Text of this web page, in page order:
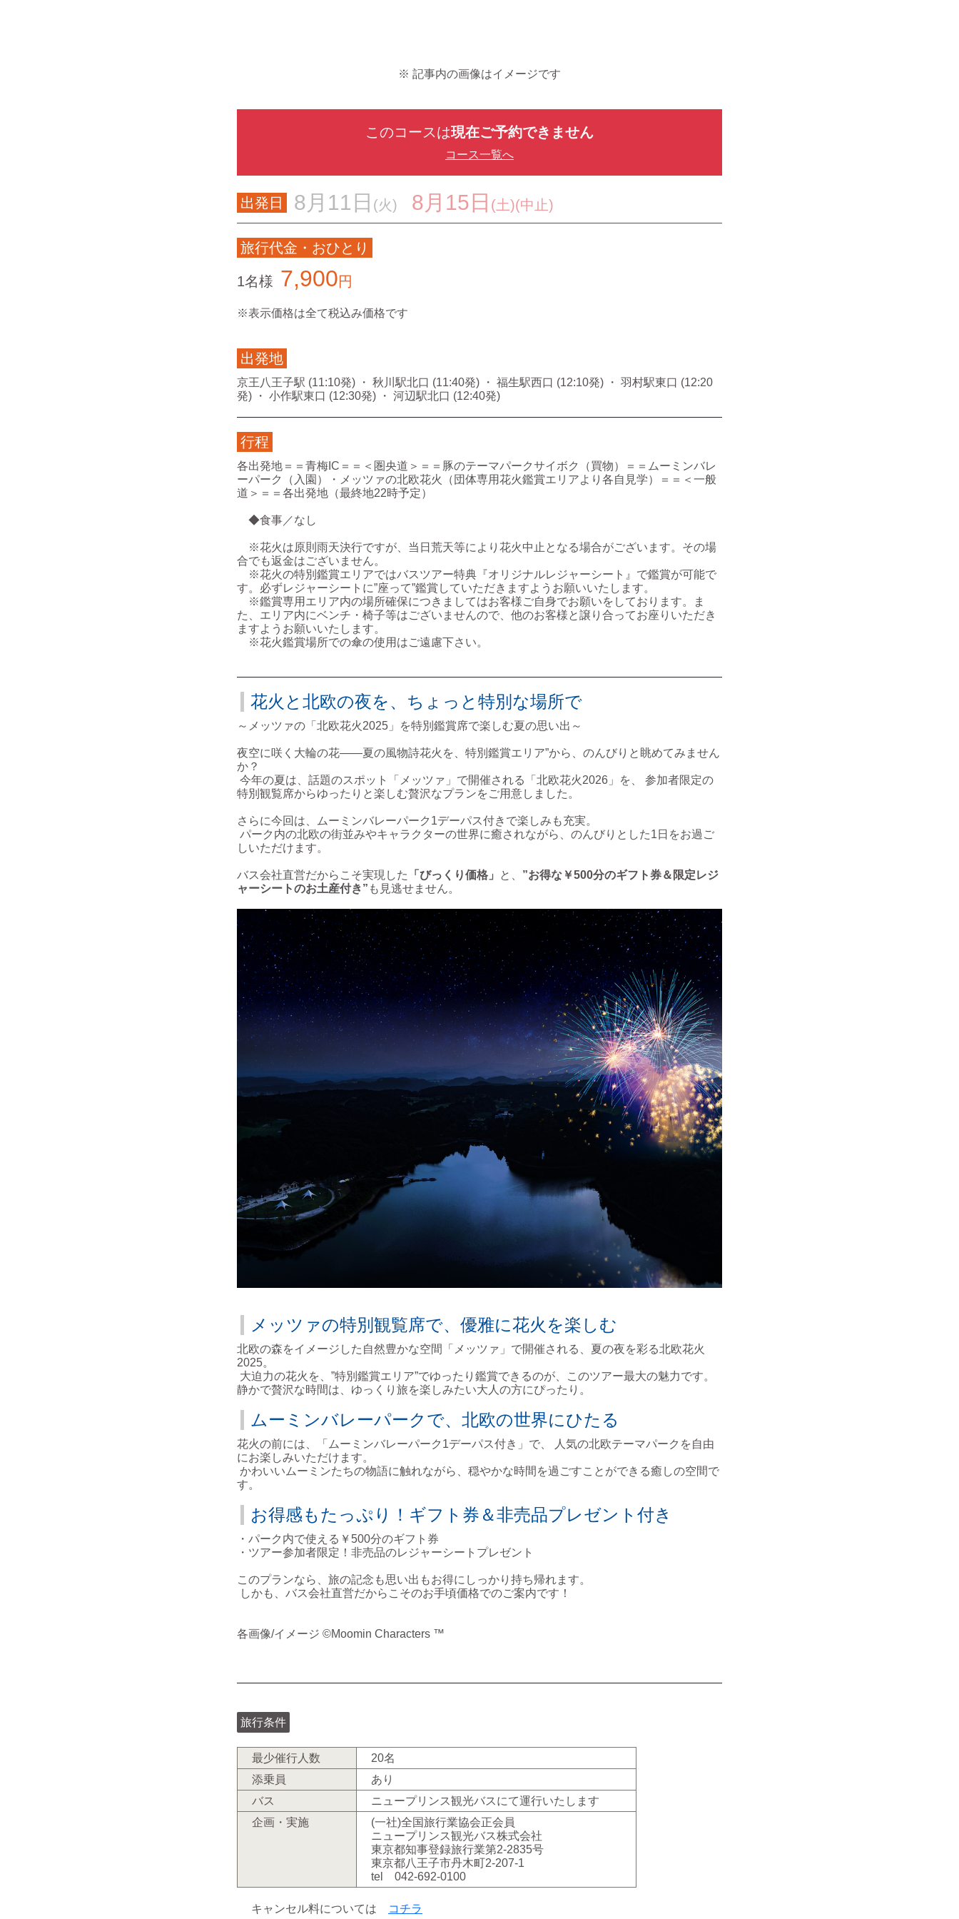
※ 記事内の画像はイメージです
このコースは現在ご予約できません
コース一覧へ
出発日 8月11日 (火) 8月15日 (土)(中止)
旅行代金・おひとり
1名様 7,900円
※表示価格は全て税込み価格です
出発地
京王八王子駅 (11:10発) ・ 秋川駅北口 (11:40発) ・ 福生駅西口 (12:10発) ・ 羽村駅東口 (12:20
発) ・ 小作駅東口 (12:30発) ・ 河辺駅北口 (12:40発)
行程
各出発地＝＝青梅IC＝＝＜圏央道＞＝＝豚のテーマパークサイボク（買物）＝＝ムーミンバレ
ーパーク（入園）・メッツァの北欧花火（団体専用花火鑑賞エリアより各自見学）＝＝＜一般
道＞＝＝各出発地（最終地22時予定）
◆食事／なし
※花火は原則雨天決行ですが、当日荒天等により花火中止となる場合がございます。その場
合でも返金はございません。
※花火の特別鑑賞エリアではバスツアー特典『オリジナルレジャーシート』で鑑賞が可能で
す。必ずレジャーシートに”座って”鑑賞していただきますようお願いいたします。
※鑑賞専用エリア内の場所確保につきましてはお客様ご自身でお願いをしております。ま
た、エリア内にベンチ・椅子等はございませんので、他のお客様と譲り合ってお座りいただき
ますようお願いいたします。
※花火鑑賞場所での傘の使用はご遠慮下さい。
花火と北欧の夜を、ちょっと特別な場所で
～メッツァの「北欧花火2025」を特別鑑賞席で楽しむ夏の思い出～
夜空に咲く大輪の花――夏の風物詩花火を、特別鑑賞エリア”から、のんびりと眺めてみません
か？
今年の夏は、話題のスポット「メッツァ」で開催される「北欧花火2026」を、 参加者限定の
特別観覧席からゆったりと楽しむ贅沢なプランをご用意しました。
さらに今回は、ムーミンバレーパーク1デーパス付きで楽しみも充実。
パーク内の北欧の街並みやキャラクターの世界に癒されながら、のんびりとした1日をお過ご
しいただけます。
バス会社直営だからこそ実現した 「びっくり価格」 と、 ”お得な￥500分のギフト券＆限定レジ
ャーシートのお土産付き” も見逃せません。
メッツァの特別観覧席で、優雅に花火を楽しむ
北欧の森をイメージした自然豊かな空間「メッツァ」で開催される、夏の夜を彩る北欧花火
2025。
大迫力の花火を、”特別鑑賞エリア”でゆったり鑑賞できるのが、このツアー最大の魅力です。
静かで贅沢な時間は、ゆっくり旅を楽しみたい大人の方にぴったり。
ムーミンバレーパークで、北欧の世界にひたる
花火の前には、「ムーミンバレーパーク1デーパス付き」で、 人気の北欧テーマパークを自由
にお楽しみいただけます。
かわいいムーミンたちの物語に触れながら、穏やかな時間を過ごすことができる癒しの空間で
す。
お得感もたっぷり！ギフト券＆非売品プレゼント付き
・パーク内で使える￥500分のギフト券
・ツアー参加者限定！非売品のレジャーシートプレゼント
このプランなら、旅の記念も思い出もお得にしっかり持ち帰れます。
しかも、バス会社直営だからこそのお手頃価格でのご案内です！
各画像/イメージ ©Moomin Characters ™
旅行条件
最少催行人数
20名
添乗員
あり
バス
ニュープリンス観光バスにて運行いたします
企画・実施
(一社)全国旅行業協会正会員
ニュープリンス観光バス株式会社
東京都知事登録旅行業第2-2835号
東京都八王子市丹木町2-207-1
tel 042-692-0100
キャンセル料については コチラ